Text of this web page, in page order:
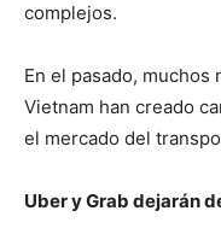
complejos.
En el pasado,
Vietnam han creado
el mercado del
Uber y Grab dejarán